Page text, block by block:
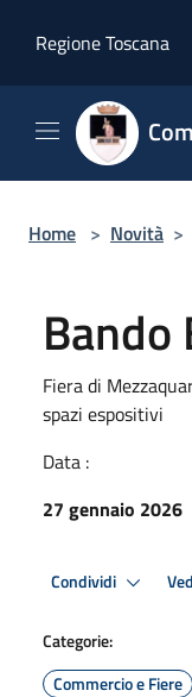
Regione Toscana
Home > Novità >
Bando
Fiera di
spazi espositivi
Data :
27 gennaio 2026
Condividi
Categorie:
Commercio e Fiere